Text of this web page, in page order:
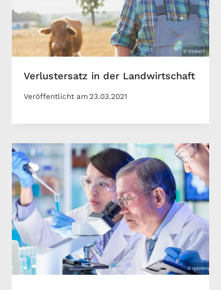
Verlustersatz in der Landwirtschaft
Veröffentlicht am 23.03.2021